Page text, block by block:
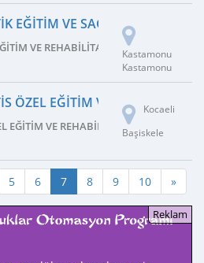
EĞITIM VE SAĞLIK HIZ LTD ŞTI
VE REHABILITASYON MERKEZI
Kastamonu
Kastamonu
ÖZEL EĞITIM VE
EĞITIM VE REHABILITASYON MERKEZI
Kocaeli
Başiskele
5 6 7 8 9 10 »